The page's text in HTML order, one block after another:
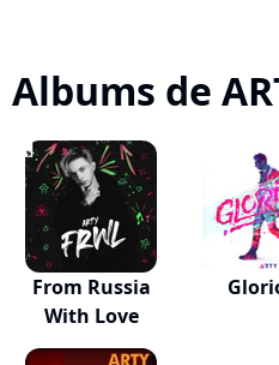
Albums de
From Russia
With Love